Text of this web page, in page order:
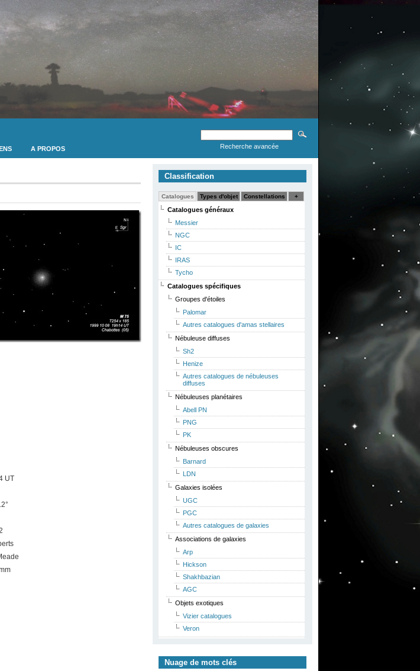
Recherche avancée
A PROPOS
UT
Classification
Catalogues Types d'objet Constellations +
Catalogues généraux
Messier
NGC
IC
IRAS
Tycho
Catalogues spécifiques
Groupes d'étoiles
Palomar
Autres catalogues d'amas stellaires
Nébuleuse diffuses
Sh2
Henize
Autres catalogues de nébuleuses
diffuses
Nébuleuses planétaires
Abell PN
PNG
PK
Nébuleuses obscures
Barnard
LDN
Galaxies isolées
UGC
PGC
Autres catalogues de galaxies
Associations de galaxies
Arp
Hickson
Shakhbazian
AGC
Objets exotiques
Vizier catalogues
Veron
Nuage de mots clés